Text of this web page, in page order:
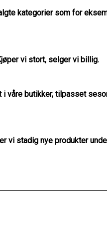
kategorier som for
vi stort, selger vi billig.
i våre butikker, tilpasset
vi stadig nye produkter